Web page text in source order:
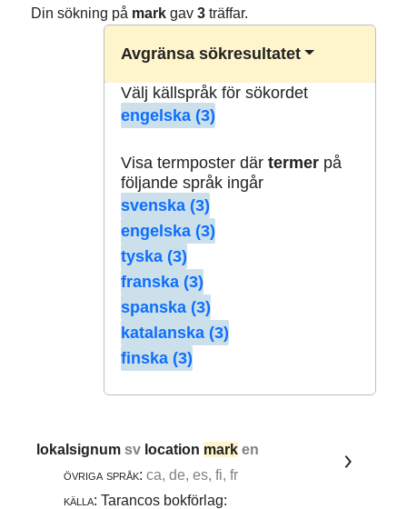
Din sökning på markgav 3träffar.
Avgränsa sökresultatet
Välj källspråk för sökordet
engelska (3)
Visa termposter där termerpå
följande språk ingår
svenska (3)
engelska (3)
tyska (3)
franska (3)
spanska (3)
katalanska (3)
finska (3)
lokalsignumsv location mark en
övriga språk: ca, de, es, fi, fr
källa: Tarancos bokförlag: